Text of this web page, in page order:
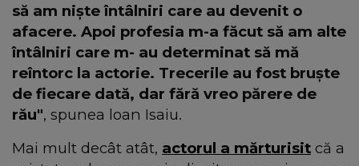
să am niște întâlniri care au devenit o
afacere. Apoi profesia m-a făcut să am alte
întâlniri care m- au determinat să mă
reîntorc la actorie. Trecerile au fost bruște
de fiecare dată, dar fără vreo părere de
rău", spunea loan Isaiu.
Mai mult decât atât, actorul a mărturisit că a